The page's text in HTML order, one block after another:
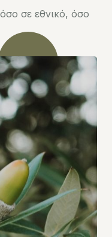
σε εθνικό, όσο